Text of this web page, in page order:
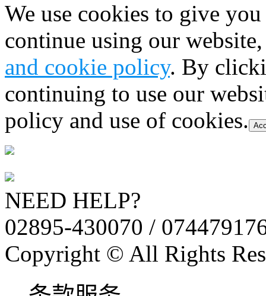
We use cookies to give
continue using our
and cookie policy. By
continuing to use our
policy and use of cookies.
NEED HELP?
02895-430070 /
Copyright © All Rights